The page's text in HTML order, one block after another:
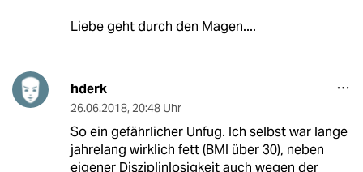
Liebe geht durch den Magen....
hderk
26.06.2018, 20:48 Uhr
So ein gefährlicher Unfug. Ich selbst war lange
jahrelang wirklich fett (BMI über 30), neben
eigener Disziplinlosigkeit auch wegen der